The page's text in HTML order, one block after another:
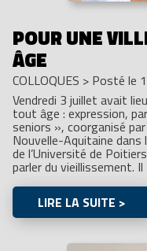
POUR UNE
ÂGE
COLLOQUES > Posté le
Vendredi 3 juillet avait
tout âge : expression,
seniors », coorganisé
Nouvelle-Aquitaine dans
de l’Université de
parler du vieillissement. Il
LIRE LA SUITE >